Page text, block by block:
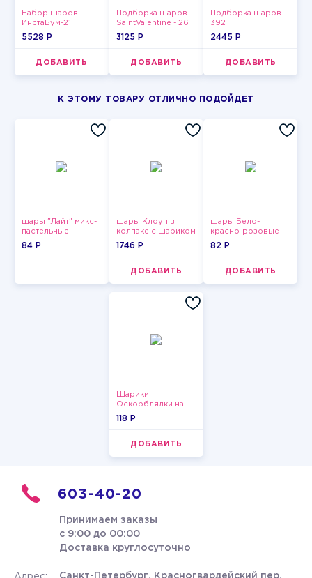
Набор шаров
ИнстаБум-21
5528 P
ДОБАВИТЬ
Подборка шаров
SaintValentine - 26
3125 P
ДОБАВИТЬ
Подборка шаров -
392
2445 P
ДОБАВИТЬ
К ЭТОМУ ТОВАРУ ОТЛИЧНО ПОДОЙДЕТ
шары "Лайт" микс-
пастельные
84 P
шары Клоун в
колпаке с шариком
1746 P
ДОБАВИТЬ
шары Бело-
красно-розовые
пастельные
82 P
ДОБАВИТЬ
Шарики
Оскорблялки на
день рождения для
118 P
ДОБАВИТЬ
603-40-20
Принимаем заказы
с 9:00 до 00:00
Доставка круглосуточно
Санкт-Петербург, Красногвардейский пер.